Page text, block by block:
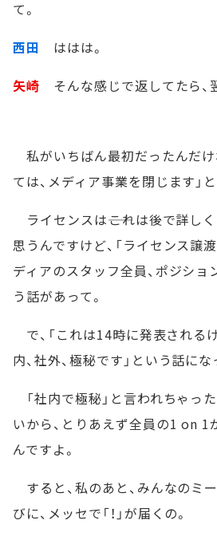
て。
西田 ははは。
矢崎 そんな感じで返してたら、
私がいちばん最初だったんだけ
ては、メディア事業を閉じます」と
ライセンスは――これは後で詳し
思うんですけど、「ライセンス譲
ディアのスタッフ全員、ポジショ
う話があって。
で、「これは14時に発表される
内、社外、極秘です」という話にな
「社内で極秘」と言われちゃっ
いから、とりあえず全員の1 on 1
んですよ。
すると、私のあと、みんなのミ
びに、メッセで「！」が届くの。